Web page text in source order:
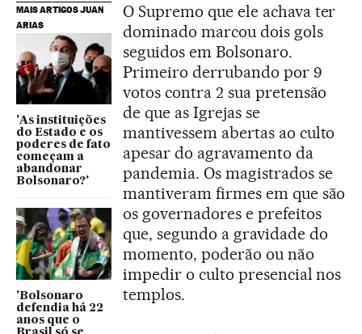
MAIS ARTIGOS JUAN
ARIAS
'As instituições
do Estado e os
poderes de fato
começam a
abandonar
Bolsonaro?'
'Bolsonaro
defendia há 22
anos que o
O Supremo que ele achava ter
dominado marcou dois gols
seguidos em Bolsonaro.
Primeiro derrubando por 9
votos contra 2 sua pretensão
de que as Igrejas se
mantivessem abertas ao culto
apesar do agravamento da
pandemia. Os magistrados se
mantiveram firmes em que são
os governadores e prefeitos
que, segundo a gravidade do
momento, poderão ou não
impedir o culto presencial nos
templos.